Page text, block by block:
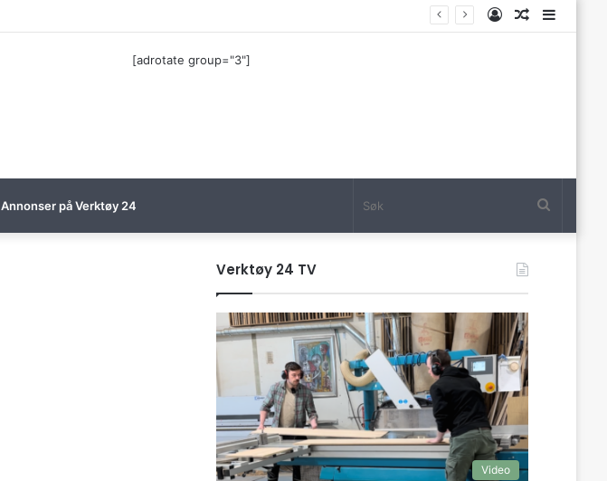
Sidebar
Tilfeldig
Log
[adrotate group="3"]
Annonser på Verktøy 24
Verktøy 24 TV
Video